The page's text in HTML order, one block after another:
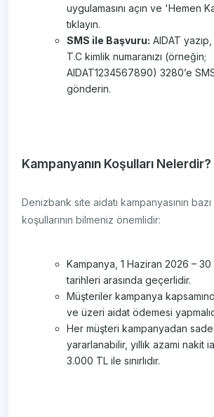
uygulamasını açın ve 'Hemen
tıklayın.
SMS ile Başvuru: AIDAT
T.C kimlik numaranızı (örneğin;
AIDAT1234567890) 3280’e
gönderin.
Kampanyanın Koşulları Nelerdir?
Denizbank site aidatı kampanyasının
koşullarının bilmeniz önemlidir:
Kampanya, 1 Haziran 2026 –
tarihleri arasında geçerlidir.
Müşteriler kampanya
ve üzeri aidat ödemesi
Her müşteri kampanyadan
yararlanabilir, yıllık azami nakit
3.000 TL ile sınırlıdır.